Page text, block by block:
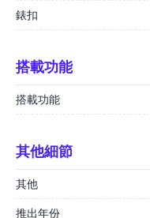
錶扣
搭載功能
搭載功能
其他細節
其他
推出年份